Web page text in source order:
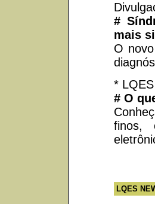
#
mais
O
*
# O
finos,
LQES